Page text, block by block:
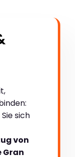
sich
von
Gran